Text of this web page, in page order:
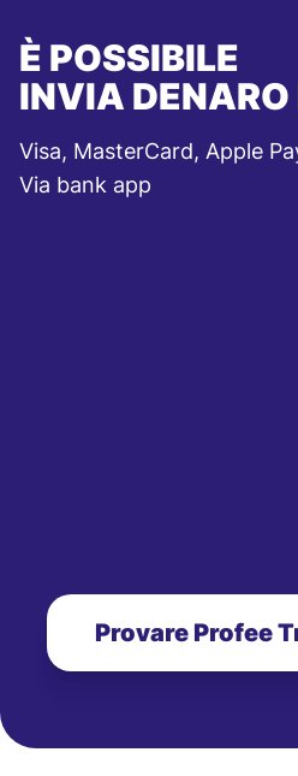
È POSSIBILE
INVIA DENARO
Visa, MasterCard, Apple
Via bank app
Provare Profee